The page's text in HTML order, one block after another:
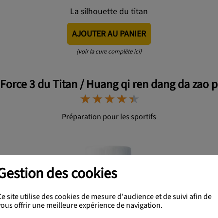
La silhouette du titan
AJOUTER AU PANIER
(voir la cure complète ici)
3 du Titan / Huang qi ren dang da zao
⋆⋆⋆⋆⋆
⋆⋆⋆⋆⋆
Préparation pour les sportifs
des cookies
site utilise des cookies de mesure d'audience et de suivi afin de
offrir une meilleure expérience de navigation.